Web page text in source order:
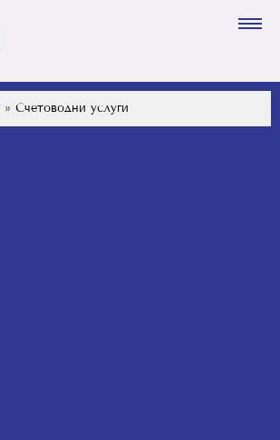
» Счетоводни услуги